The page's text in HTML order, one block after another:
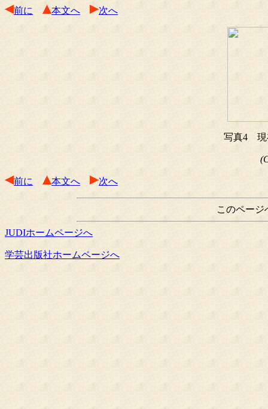
前に 本文へ 次へ
写真4 現
前に 本文へ 次へ
このページ
JUDIホームページへ
学芸出版社ホームページへ